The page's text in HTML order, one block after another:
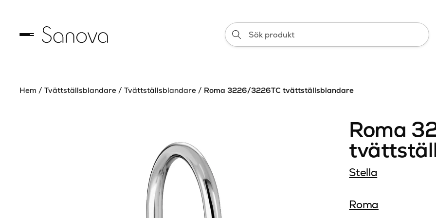
Sök
produkt
Hem / Tvättställsblandare / Tvättställsblandare / Roma 3226/3226TC tvättställsblandare
Roma
Stella
Roma